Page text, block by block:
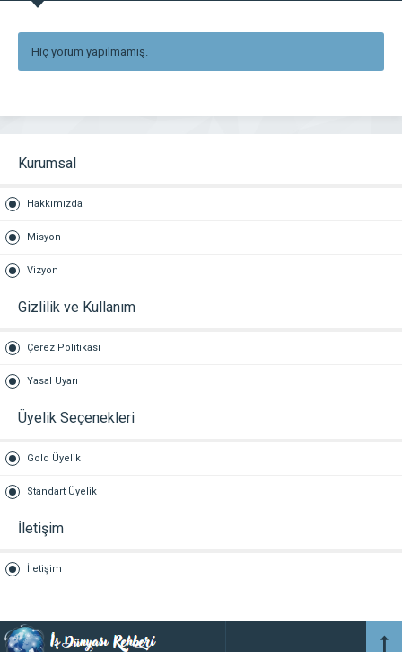
Hiç yorum yapılmamış.
Kurumsal
Hakkımızda
Misyon
Vizyon
Gizlilik ve Kullanım
Çerez Politikası
Yasal Uyarı
Üyelik Seçenekleri
Gold Üyelik
Standart Üyelik
İletişim
İletişim